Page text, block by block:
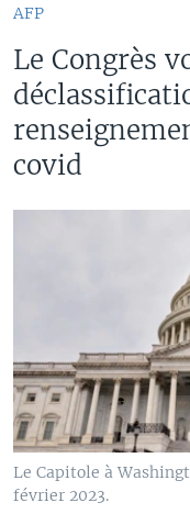
AFP
Le Congrès
covid
Le Capitole à
février 2023.